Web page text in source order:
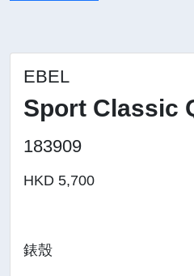
EBEL
Sport Classic
183909
HKD 5,700
錶殼